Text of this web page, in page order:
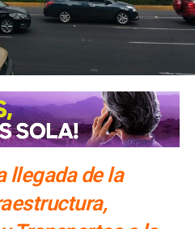
llegada de la